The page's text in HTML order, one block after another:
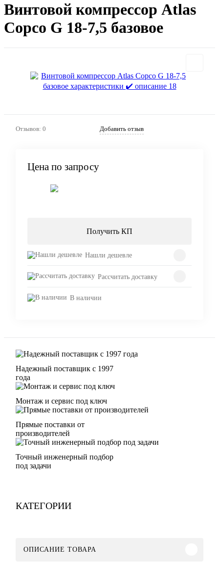
Винтовой компрессор Atlas
Copco G 18-7,5 базовое
Отзывов: 0 Добавить отзыв
Цена по запросу
Получить КП
Нашли дешевле
Рассчитать доставку
В наличии
Надежный поставщик с 1997
года
Монтаж и сервис под ключ
Прямые поставки от
производителей
Точный инженерный подбор
под задачи
КАТЕГОРИИ
ОПИСАНИЕ ТОВАРА